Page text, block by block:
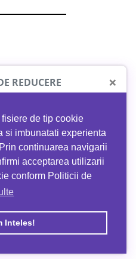
de tip cookie
si imbunatati experienta
continuarea navigarii
acceptarea utilizarii
conform Politicii de
Inteles!
REDUCERE ×
la orice comandă
codul EATTRACK